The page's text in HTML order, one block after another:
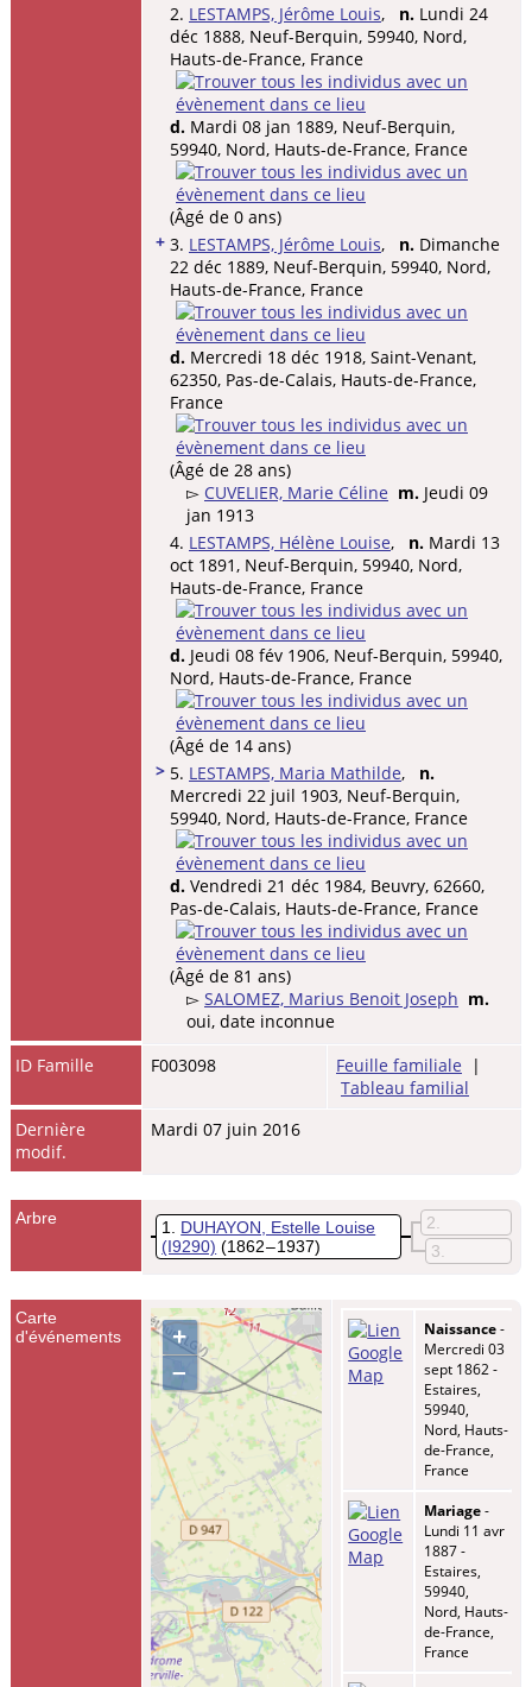
2. LESTAMPS, Jérôme Louis, n. Lundi 24
déc 1888, Neuf-Berquin, 59940, Nord,
Hauts-de-France, France
d. Mardi 08 jan 1889, Neuf-Berquin,
59940, Nord, Hauts-de-France, France
(Âgé de 0 ans)
+ 3. LESTAMPS, Jérôme Louis, n. Dimanche
22 déc 1889, Neuf-Berquin, 59940, Nord,
Hauts-de-France, France
d. Mercredi 18 déc 1918, Saint-Venant,
62350, Pas-de-Calais, Hauts-de-France,
France
(Âgé de 28 ans)
▻ CUVELIER, Marie Céline m. Jeudi 09
jan 1913
4. LESTAMPS, Hélène Louise, n. Mardi 13
oct 1891, Neuf-Berquin, 59940, Nord,
Hauts-de-France, France
d. Jeudi 08 fév 1906, Neuf-Berquin, 59940,
Nord, Hauts-de-France, France
(Âgé de 14 ans)
> 5. LESTAMPS, Maria Mathilde, n.
Mercredi 22 juil 1903, Neuf-Berquin,
59940, Nord, Hauts-de-France, France
d. Vendredi 21 déc 1984, Beuvry, 62660,
Pas-de-Calais, Hauts-de-France, France
(Âgé de 81 ans)
▻ SALOMEZ, Marius Benoit Joseph m.
oui, date inconnue
ID Famille
F003098 Feuille familiale |
Tableau familial
Dernière
modif.
Mardi 07 juin 2016
Arbre 1
DUHAYON, Estelle Louise
(I9290) (1862 – 1937)
2
3
Carte
d'événements
+
–
Naissance-
Mercredi 03
sept 1862 -
Estaires,
59940,
Nord, Hauts-
de-France,
France
Mariage-
Lundi 11 avr
1887 -
Estaires,
59940,
Nord, Hauts-
de-France,
France